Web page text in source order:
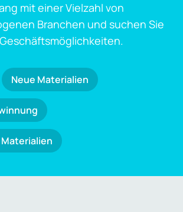
mit einer Vielzahl von
Branchen und suchen Sie
Neue Materialien